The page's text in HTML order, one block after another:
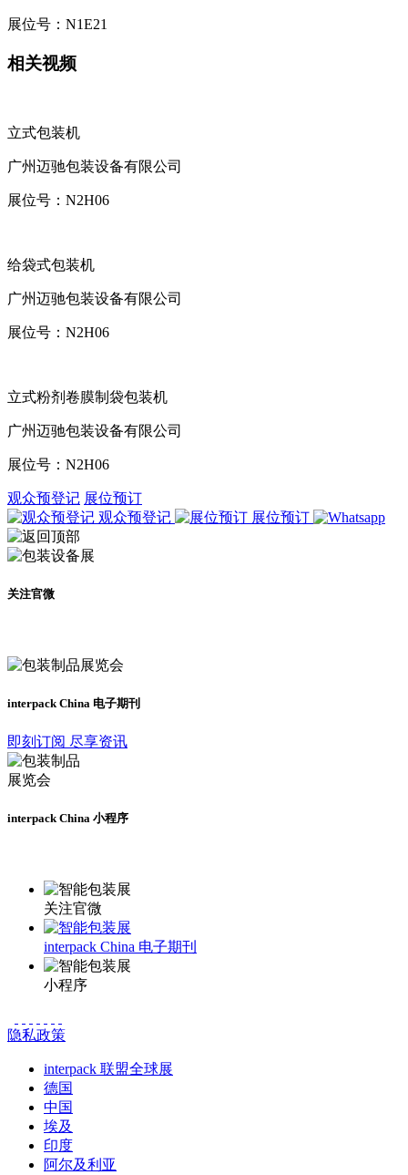
展位号： N1E21
相关视频
立式包装机
广州迈驰包装设备有限公司
展位号： N2H06
给袋式包装机
广州迈驰包装设备有限公司
展位号： N2H06
立式粉剂卷膜制袋包装机
广州迈驰包装设备有限公司
展位号： N2H06
观众预登记 展位预订
观众预登记
展位预订
关注官微
interpack China 电子期刊
即刻订阅 尽享资讯
interpack China 小程序
关注官微
interpack China 电子期刊
小程序
隐私政策
interpack 联盟全球展
德国
中国
埃及
印度
阿尔及利亚